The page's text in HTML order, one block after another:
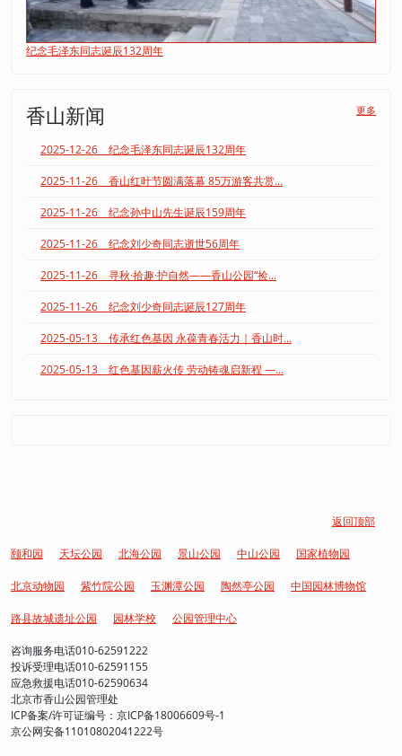
纪念毛泽东同志诞辰132周年
香山新闻 更多
2025-12-26 纪念毛泽东同志诞辰132周年
2025-11-26 香山红叶节圆满落幕 85万游客共赏...
2025-11-26 纪念孙中山先生诞辰159周年
2025-11-26 纪念刘少奇同志逝世56周年
2025-11-26 寻秋·拾趣·护自然——香山公园“捡...
2025-11-26 纪念刘少奇同志诞辰127周年
2025-05-13 传承红色基因 永葆青春活力｜香山时...
2025-05-13 红色基因薪火传 劳动铸魂启新程 —...
返回顶部
颐和园 天坛公园 北海公园 景山公园 中山公园 国家植物园
北京动物园 紫竹院公园 玉渊潭公园 陶然亭公园 中国园林博物馆
路县故城遗址公园 园林学校 公园管理中心
咨询服务电话010-62591222
投诉受理电话010-62591155
应急救援电话010-62590634
北京市香山公园管理处
ICP备案/许可证编号：京ICP备18006609号-1
京公网安备11010802041222号